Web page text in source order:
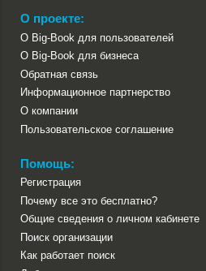
О проекте:
О Big-Book для пользователей
О Big-Book для бизнеса
Обратная связь
Информационное партнерство
О компании
Пользовательское соглашение
Помощь:
Регистрация
Почему все это бесплатно?
Общие сведения о личном кабинете
Поиск организации
Как работает поиск